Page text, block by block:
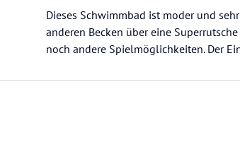
Dieses Schwimmbad ist moder und
anderen Becken über eine
noch andere Spielmöglichkeiten. Der